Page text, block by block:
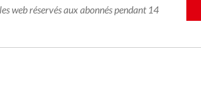
web réservés aux abonnés pendant 14